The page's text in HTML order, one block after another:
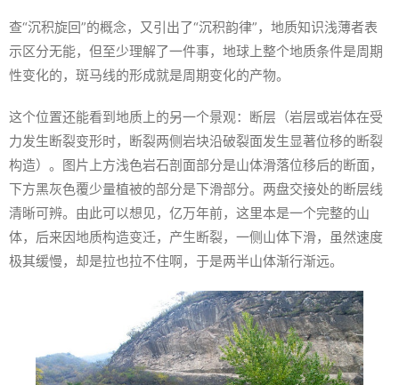
查“沉积旋回”的概念，又引出了“沉积韵律”，地质知识浅薄者表
示区分无能，但至少理解了一件事，地球上整个地质条件是周期
性变化的，斑马线的形成就是周期变化的产物。
这个位置还能看到地质上的另一个景观：断层（岩层或岩体在受
力发生断裂变形时，断裂两侧岩块沿破裂面发生显著位移的断裂
构造）。图片上方浅色岩石剖面部分是山体滑落位移后的断面，
下方黑灰色覆少量植被的部分是下滑部分。两盘交接处的断层线
清晰可辨。由此可以想见，亿万年前，这里本是一个完整的山
体，后来因地质构造变迁，产生断裂，一侧山体下滑，虽然速度
极其缓慢，却是拉也拉不住啊，于是两半山体渐行渐远。